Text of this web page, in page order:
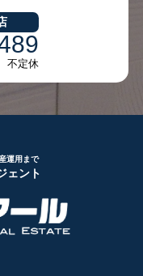
不定休
運用まで
ェント